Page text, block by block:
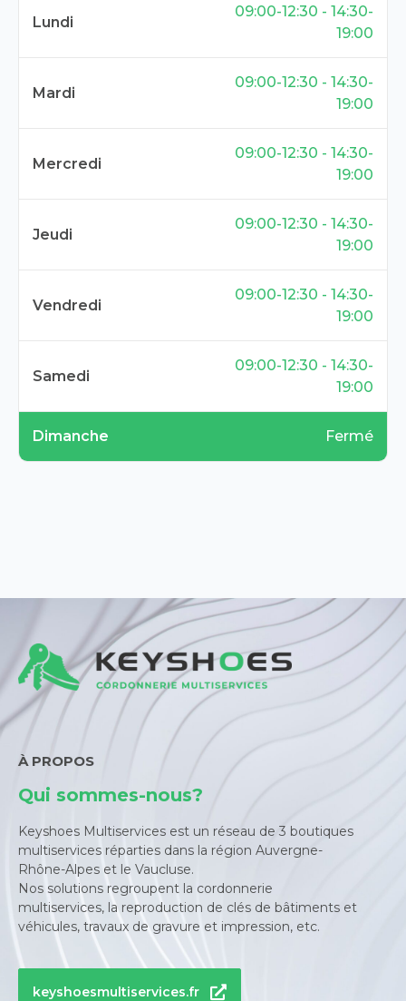
Lundi
09:00-12:30 - 14:30-
19:00
Mardi
09:00-12:30 - 14:30-
19:00
Mercredi
09:00-12:30 - 14:30-
19:00
Jeudi
09:00-12:30 - 14:30-
19:00
Vendredi
09:00-12:30 - 14:30-
19:00
Samedi
09:00-12:30 - 14:30-
19:00
Dimanche Fermé
À PROPOS
Qui sommes-nous?
Keyshoes Multiservices est un réseau de 3 boutiques
multiservices réparties dans la région Auvergne-
Rhône-Alpes et le Vaucluse.
Nos solutions regroupent la cordonnerie
multiservices, la reproduction de clés de bâtiments et
véhicules, travaux de gravure et impression, etc.
keyshoesmultiservices.fr